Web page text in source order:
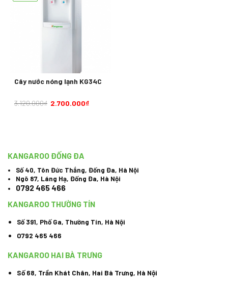
Cây nước nóng lạnh KG34C
3.120.000₫ 2.700.000₫
KANGAROO ĐỐNG ĐA
Số 40, Tôn Đức Thắng, Đống Đa, Hà Nội
Ngõ 87, Láng Hạ, Đống Đa, Hà Nội
0792 465 466
KANGAROO THƯỜNG TÍN
Số 391, Phố Ga, Thường Tín, Hà Nội
0792 465 466
KANGAROO HAI BÀ TRƯNG
Số 68, Trần Khát Chân, Hai Bà Trưng, Hà Nội